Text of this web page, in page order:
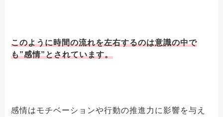
このように時間の流れを左右するのは意識の中で
も”感情”とされています。
感情はモチベーションや行動の推進力に影響を与え